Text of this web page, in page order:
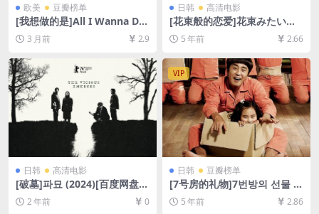
欧美 豆瓣榜单
[我想做的是]All I Wanna Do
(1999)[百度网盘+夸克网盘10
80P超清未删减资源][网盘在
线播放/下载][MP4/6.3GB][中
文字幕]
3 月前 2.9
日韩 高清电影
[花束般的恋爱]花束みたいな
恋をした (2021)[百度网盘+迅
雷云盘资源1080P超清未删减]
[MP4/7.8GB][日语中字]
5 年前 2.66
日韩 高清电影
[破墓]파묘 (2024)[百度网盘
+夸克网盘1080P超清未删减
资源][网盘在线播放/下载][MP
2 年前 0
VIP
日韩 豆瓣榜单
[7号房的礼物]7번방의 선물 (2
013)[百度网盘+迅雷云盘资源
1080P超清未删减][MP4/8.2G
5 年前 2.86